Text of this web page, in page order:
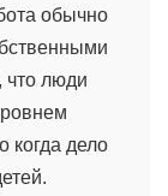
обычно
что люди
когда дело